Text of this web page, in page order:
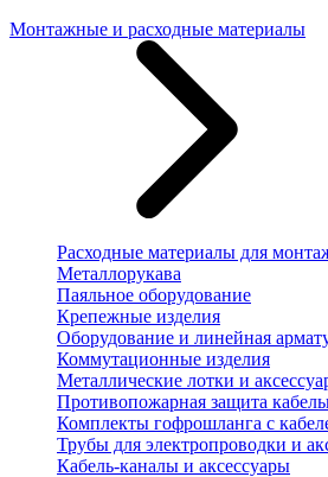
Монтажные и расходные материалы
Расходные материалы для
Металлорукава
Паяльное оборудование
Крепежные изделия
Оборудование и линейная
Коммутационные изделия
Металлические лотки и
Противопожарная защита
Комплекты гофрошланга с
Трубы для электропроводки и
Кабель-каналы и аксессуары